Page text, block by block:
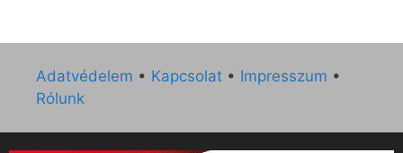
Adatvédelem • Kapcsolat • Impresszum •
Rólunk